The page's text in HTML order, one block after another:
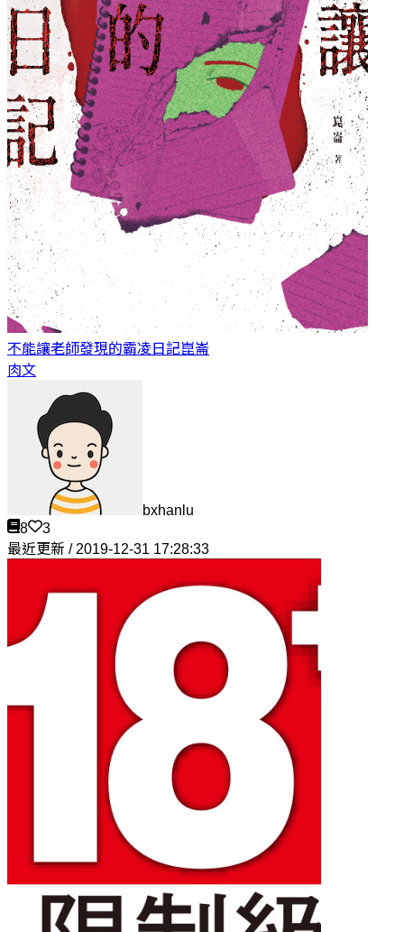
不能讓老師發現的霸凌日記崑崙
肉文
bxhanlu
8
3
最近更新 / 2019-12-31 17:28:33